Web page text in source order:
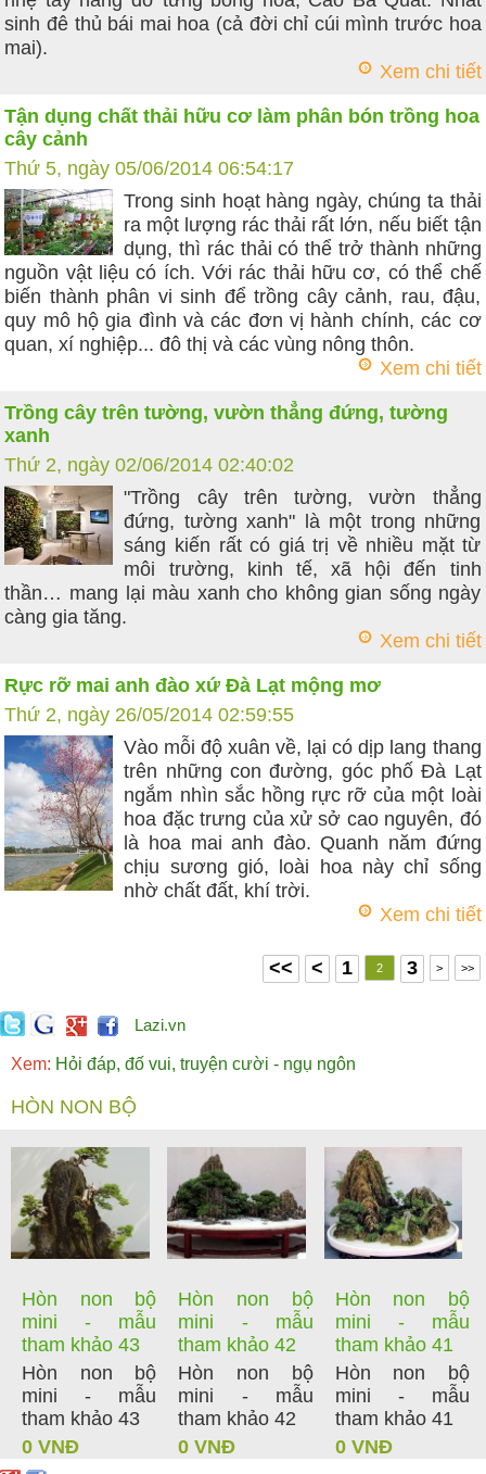
sinh đê thủ bái mai hoa (cả đời chỉ cúi mình trước hoa
mai).
Xem chi tiết
Tận dụng chất thải hữu cơ làm phân bón trồng hoa
cây cảnh
Thứ 5, ngày 05/06/2014 06:54:17
Trong sinh hoạt hàng ngày, chúng ta thải
ra một lượng rác thải rất lớn, nếu biết tận
dụng, thì rác thải có thể trở thành những
nguồn vật liệu có ích. Với rác thải hữu cơ, có thể chế
biến thành phân vi sinh để trồng cây cảnh, rau, đậu,
quy mô hộ gia đình và các đơn vị hành chính, các cơ
quan, xí nghiệp... đô thị và các vùng nông thôn.
Xem chi tiết
Trồng cây trên tường, vườn thẳng đứng, tường
xanh
Thứ 2, ngày 02/06/2014 02:40:02
"Trồng cây trên tường, vườn thẳng
đứng, tường xanh" là một trong những
sáng kiến rất có giá trị về nhiều mặt từ
môi trường, kinh tế, xã hội đến tinh
thần… mang lại màu xanh cho không gian sống ngày
càng gia tăng.
Xem chi tiết
Rực rỡ mai anh đào xứ Đà Lạt mộng mơ
Thứ 2, ngày 26/05/2014 02:59:55
Vào mỗi độ xuân về, lại có dịp lang thang
trên những con đường, góc phố Đà Lạt
ngắm nhìn sắc hồng rực rỡ của một loài
hoa đặc trưng của xử sở cao nguyên, đó
là hoa mai anh đào. Quanh năm đứng
chịu sương gió, loài hoa này chỉ sống
nhờ chất đất, khí trời.
Xem chi tiết
<< < 1 2 3 > >>
Lazi.vn
Xem: Hỏi đáp, đố vui, truyện cười - ngụ ngôn
HÒN NON BỘ
Hòn non bộ
mini - mẫu
tham khảo 43
Hòn non bộ
mini - mẫu
tham khảo 43
0 VNĐ
Hòn non bộ
mini - mẫu
tham khảo 42
Hòn non bộ
mini - mẫu
tham khảo 42
0 VNĐ
Hòn non bộ
mini - mẫu
tham khảo 41
Hòn non bộ
mini - mẫu
tham khảo 41
0 VNĐ